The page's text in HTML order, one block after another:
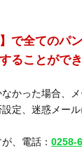
で全てのパ
ることができ
かった場合、
定、迷惑メー
、電話： 0258-